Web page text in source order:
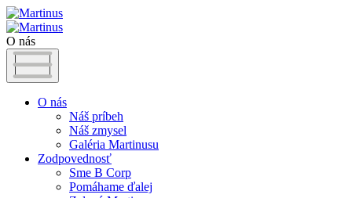
O nás
O nás
Náš príbeh
Náš zmysel
Galéria Martinusu
Zodpovednosť
Sme B Corp
Pomáhame ďalej